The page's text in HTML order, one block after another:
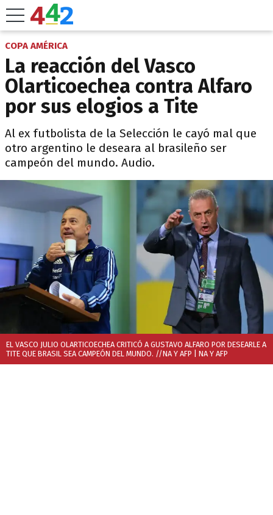
COPA AMÉRICA
La reacción del Vasco
Olarticoechea contra Alfaro
por sus elogios a Tite
Al ex futbolista de la Selección le cayó mal que
otro argentino le deseara al brasileño ser
campeón del mundo. Audio.
EL VASCO JULIO OLARTICOECHEA CRITICÓ A GUSTAVO ALFARO POR DESEARLE A
TITE QUE BRASIL SEA CAMPEÓN DEL MUNDO. //NA Y AFP | NA Y AFP